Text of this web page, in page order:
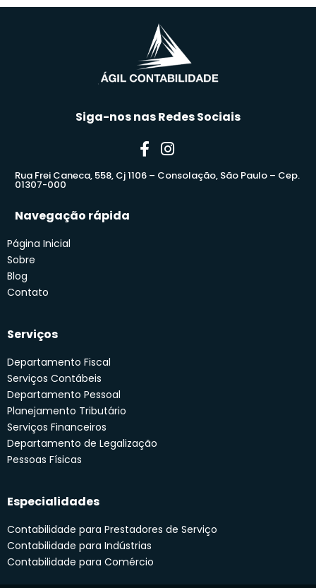
Siga-nos nas Redes Sociais
Rua Frei Caneca, 558, Cj 1106 – Consolação, São Paulo – Cep.
01307-000
Navegação rápida
Página Inicial
Sobre
Blog
Contato
Serviços
Departamento Fiscal
Serviços Contábeis
Departamento Pessoal
Planejamento Tributário
Serviços Financeiros
Departamento de Legalização
Pessoas Físicas
Especialidades
Contabilidade para Prestadores de Serviço
Contabilidade para Indústrias
Contabilidade para Comércio